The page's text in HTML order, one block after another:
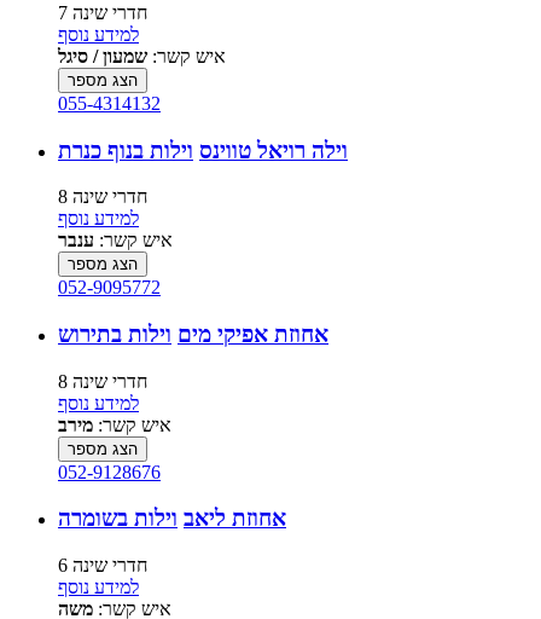
7 חדרי שינה
למידע נוסף
איש קשר: שמעון / סיגל
הצג מספר
055-4314132
וילה רויאל טווינס וילות בנוף כנרת
8 חדרי שינה
למידע נוסף
איש קשר: ענבר
הצג מספר
052-9095772
אחוזת אפיקי מים וילות בתירוש
8 חדרי שינה
למידע נוסף
איש קשר: מירב
הצג מספר
052-9128676
אחוזת ליאב וילות בשומרה
6 חדרי שינה
למידע נוסף
איש קשר: משה